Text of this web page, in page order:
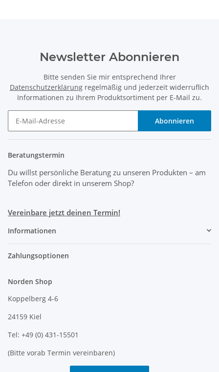
Newsletter Abonnieren
Bitte senden Sie mir entsprechend Ihrer
Datenschutzerklärung regelmäßig und jederzeit widerruflich
Informationen zu Ihrem Produktsortiment per E-Mail zu.
Abonnieren
Beratungstermin
Du willst persönliche Beratung zu unseren Produkten – am
Telefon oder direkt in unserem Shop?
Vereinbare jetzt deinen Termin!
Informationen
Zahlungsoptionen
Norden Shop
Koppelberg 4-6
24159 Kiel
Tel: +49 (0) 431-15501
(Bitte vorab Termin vereinbaren)